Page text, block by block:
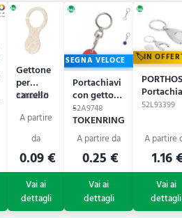
Gettone
per
carrello
52N22671
0.09 €
CONSEGNA VELOCE
Portachiavi
con gettone
-
TOKENRING
52A9748
0.25 €
IN
PORTHOS
52L93399
1.16